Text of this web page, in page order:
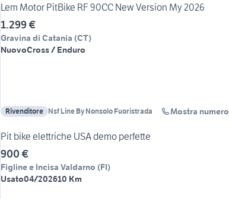
Lem Motor PitBike RF 90CC New Version My 2026
1.299 €
Gravina di Catania (CT)
NuovoCross / Enduro
Rivenditore Nsf Line By Nonsolo Fuoristrada Mostra numero
Pit bike elettriche USA demo perfette
900 €
Figline e Incisa Valdarno (FI)
Usato04/202610 Km